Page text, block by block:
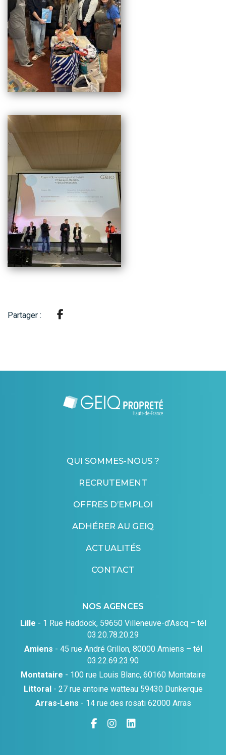
Partager :
QUI SOMMES-NOUS ?
RECRUTEMENT
OFFRES D’EMPLOI
ADHÉRER AU GEIQ
ACTUALITÉS
CONTACT
NOS AGENCES
Lille - 1 Rue Haddock, 59650 Villeneuve-d’Ascq – tél
03.20.78.20.29
Amiens - 45 rue André Grillon, 80000 Amiens – tél
03.22.69.23.90
Montataire - 100 rue Louis Blanc, 60160 Montataire
Littoral- 27 rue antoine watteau 59430 Dunkerque
Arras-Lens - 14 rue des rosati 62000 Arras